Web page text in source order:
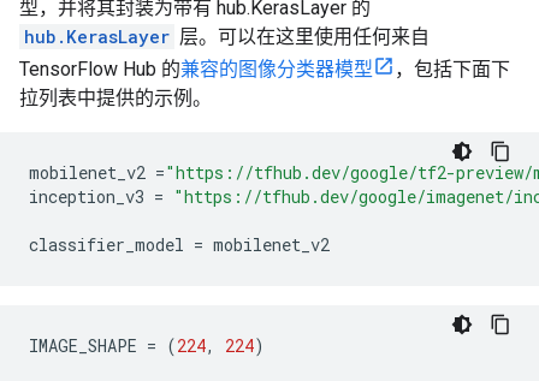
型，并将其封装为带有 hub.KerasLayer 的
hub.KerasLayer 层。可以在这里使用任何来自
TensorFlow Hub 的兼容的图像分类器模型
，包括下面下
拉列表中提供的示例。
mobilenet_v2 ="https://tfhub.dev/google/tf2-
inception_v3 = "https://tfhub.dev/google/imagenet/
classifier_model = mobilenet_v2
IMAGE_SHAPE = (224, 224)